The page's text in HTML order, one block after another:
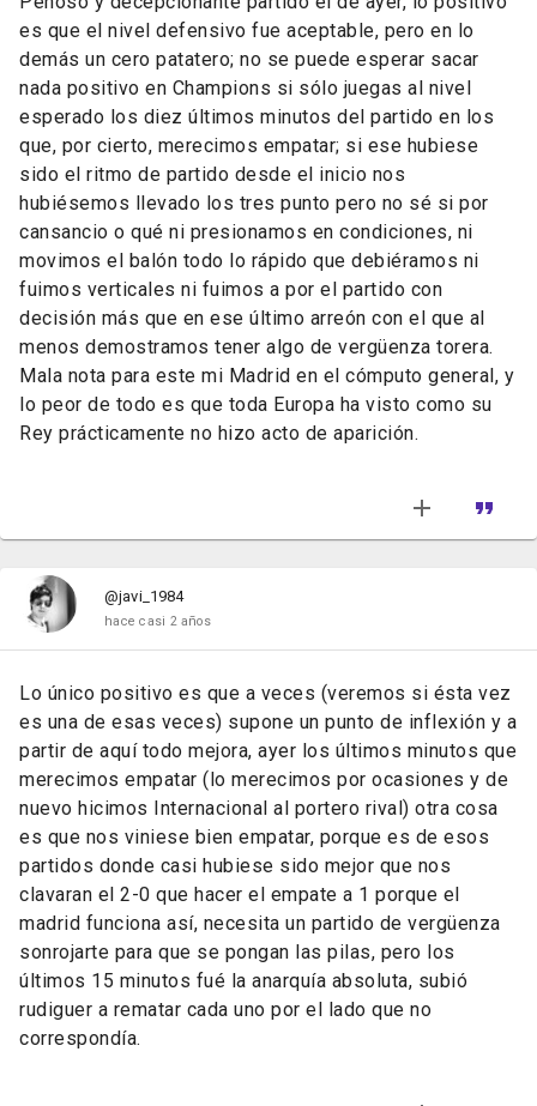
es que el nivel defensivo fue aceptable, pero en lo
demás un cero patatero; no se puede esperar sacar
nada positivo en Champions si sólo juegas al nivel
esperado los diez últimos minutos del partido en los
que, por cierto, merecimos empatar; si ese hubiese
sido el ritmo de partido desde el inicio nos
hubiésemos llevado los tres punto pero no sé si por
cansancio o qué ni presionamos en condiciones, ni
movimos el balón todo lo rápido que debiéramos ni
fuimos verticales ni fuimos a por el partido con
decisión más que en ese último arreón con el que al
menos demostramos tener algo de vergüenza torera.
Mala nota para este mi Madrid en el cómputo general, y
lo peor de todo es que toda Europa ha visto como su
Rey prácticamente no hizo acto de aparición.
@javi_1984
hace casi 2 años
Lo único positivo es que a veces (veremos si ésta vez
es una de esas veces) supone un punto de inflexión y a
partir de aquí todo mejora, ayer los últimos minutos que
merecimos empatar (lo merecimos por ocasiones y de
nuevo hicimos Internacional al portero rival) otra cosa
es que nos viniese bien empatar, porque es de esos
partidos donde casi hubiese sido mejor que nos
clavaran el 2-0 que hacer el empate a 1 porque el
madrid funciona así, necesita un partido de vergüenza
sonrojarte para que se pongan las pilas, pero los
últimos 15 minutos fué la anarquía absoluta, subió
rudiguer a rematar cada uno por el lado que no
correspondía.